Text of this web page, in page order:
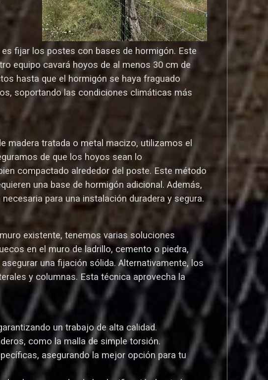
fijar los postes con bases de hormigón. Este
equipo cavará hoyos de al menos 30 cm de
hasta que el hormigón se haya fraguado
soportando las condiciones climáticas más
madera tratada o metal macizo, utilizamos el
de que los hoyos sean lo
compactado alrededor del poste. Este método
una base de hormigón adicional. Además,
para una instalación duradera y segura.
existente, tenemos varias soluciones
en el muro de ladrillo, cemento o piedra,
una fijación sólida. Alternativamente, los
y columnas. Esta técnica aprovecha la
un trabajo de alta calidad.
como la malla de simple torsión.
asegurando la mejor opción para tu